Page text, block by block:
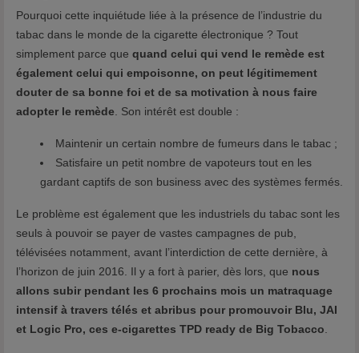
Pourquoi cette inquiétude liée à la présence de l’industrie du
tabac dans le monde de la cigarette électronique ? Tout
simplement parce que quand celui qui vend le remède est
également celui qui empoisonne, on peut légitimement
douter de sa bonne foi et de sa motivation à nous faire
adopter le remède . Son intérêt est double :
Maintenir un certain nombre de fumeurs dans le tabac ;
Satisfaire un petit nombre de vapoteurs tout en les
gardant captifs de son business avec des systèmes fermés.
Le problème est également que les industriels du tabac sont les
seuls à pouvoir se payer de vastes campagnes de pub,
télévisées notamment, avant l’interdiction de cette dernière, à
l’horizon de juin 2016. Il y a fort à parier, dès lors, que nous
allons subir pendant les 6 prochains mois un matraquage
intensif à travers télés et abribus pour promouvoir Blu, JAI
et Logic Pro, ces e-cigarettes TPD ready de Big Tobacco